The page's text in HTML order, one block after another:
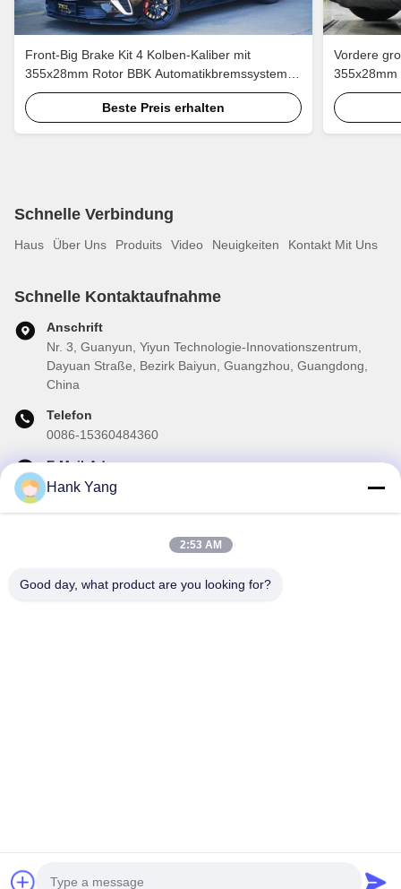
Front-Big Brake Kit 4 Kolben-Kaliber mit
355x28mm Rotor BBK Automatikbremssystem
für Buick Regal 18 Zoll Autofelge
Beste Preis erhalten
Vordere
355x28mm
für Jaguar
Schnelle Verbindung
Haus Über Uns Produits Video Neuigkeiten Kontakt Mit Uns
Schnelle Kontaktaufnahme
Anschrift
Nr. 3, Guanyun, Yiyun Technologie-Innovationszentrum,
Dayuan Straße, Bezirk Baiyun, Guangzhou, Guangdong,
China
Telefon
0086-15360484360
E-Mail-Adresse
brake02@teibrakes.com
Abonnieren Sie unseren Newsletter für Rabatte und mehr.
Hank Yang
2:53 AM
Good day, what product are you looking for?